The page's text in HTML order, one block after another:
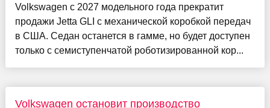
Volkswagen с 2027 модельного года прекратит
продажи Jetta GLI с механической коробкой передач
в США. Седан останется в гамме, но будет доступен
только с семиступенчатой роботизированной кор...
Volkswagen остановит производство